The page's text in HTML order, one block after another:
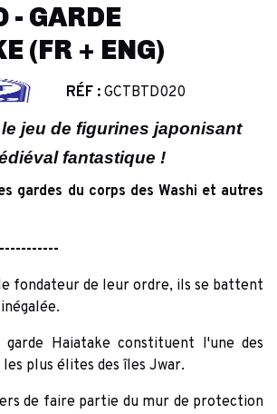
- GARDE
(FR + ENG)
RÉF : GCTBTD020
le jeu de figurines japonisant
fantastique !
gardes du corps des Washi et autres
fondateur de leur ordre, ils se battent
Haiatake constituent l'une des
plus élites des îles Jwar.
de faire partie du mur de protection